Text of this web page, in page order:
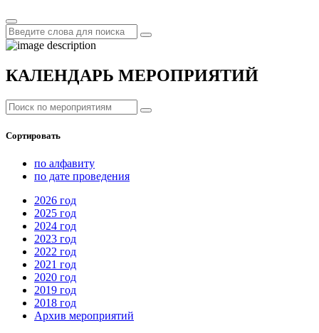
КАЛЕНДАРЬ МЕРОПРИЯТИЙ
Сортировать
по алфавиту
по дате проведения
2026 год
2025 год
2024 год
2023 год
2022 год
2021 год
2020 год
2019 год
2018 год
Архив мероприятий